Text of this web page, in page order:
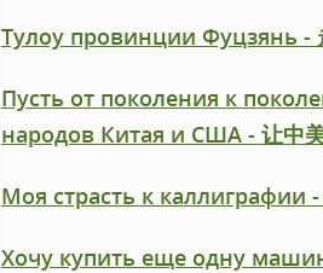
Тулоу провинции Фуцзянь -
Пусть от поколения к
народов Китая и CШA - 让中
Моя страсть к каллиграфии -
Хочу купить еще одну